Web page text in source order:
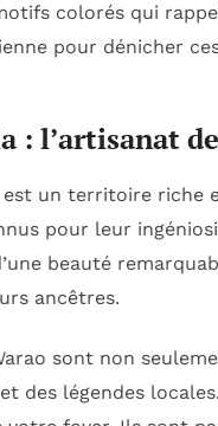
colorés qui
pour dénicher
: l’artisanat
est un territoire riche
pour leur
beauté
ancêtres.
sont non
des légendes